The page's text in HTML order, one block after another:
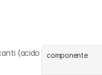
(acido
componente